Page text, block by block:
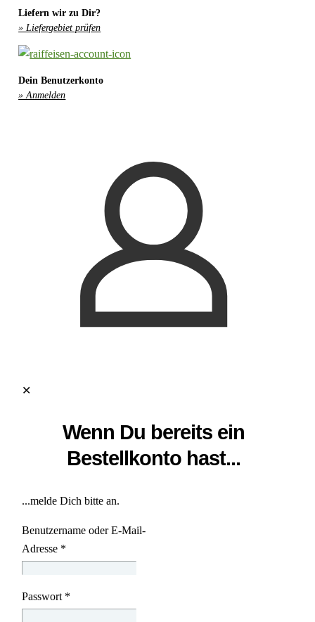
Liefern wir zu Dir?
» Liefergebiet prüfen
Dein Benutzerkonto
» Anmelden
✕
Wenn Du bereits ein
Bestellkonto hast...
...melde Dich bitte an.
Benutzername oder E-Mail-
Adresse *
Passwort *